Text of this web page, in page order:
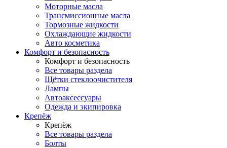
Моторные масла
Трансмиссионные масла
Тормозные жидкости
Охлаждающие жидкости
Авто косметика
Комфорт и безопасность
Комфорт и безопасность
Все товары раздела
Щётки стеклоочистителя
Лампы
Автоаксессуары
Одежда и экипировка
Крепёж
Крепёж
Все товары раздела
Болты